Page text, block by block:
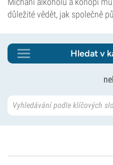
důležité vědět, jak společně
Hledat v